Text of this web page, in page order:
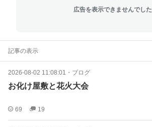
広告を表示できませんでした
記事の表示
2026-08-02 11:08:01 ・ ブログ
お化け屋敷と花火大会
69 19